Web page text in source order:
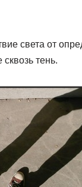
света от
тень.